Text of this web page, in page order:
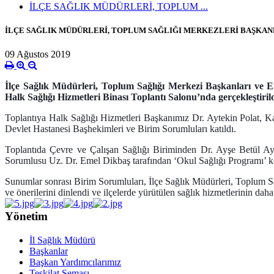
İLÇE SAĞLIK MÜDÜRLERİ, TOPLUM ...
İLÇE SAĞLIK MÜDÜRLERİ, TOPLUM SAĞLIĞI MERKEZLERİ
09 Ağustos 2019
İlçe Sağlık Müdürleri, Toplum Sağlığı Merkezi Başkanları
Halk Sağlığı Hizmetleri Binası Toplantı Salonu’nda
Toplantıya Halk Sağlığı Hizmetleri Başkanımız Dr. Aytekin Polat,
Devlet Hastanesi Başhekimleri ve Birim Sorumluları katıldı.
Toplantıda Çevre ve Çalışan Sağlığı Biriminden Dr. Ayşe Betül
Sorumlusu Uz. Dr. Emel Dikbaş tarafından ‘Okul Sağlığı
Sunumlar sonrası Birim Sorumluları, İlçe Sağlık Müdürleri, Toplum
ve önerilerini dinlendi ve ilçelerde yürütülen sağlık hizmetlerinin
Yönetim
İl Sağlık Müdürü
Başkanlar
Başkan Yardımcılarımız